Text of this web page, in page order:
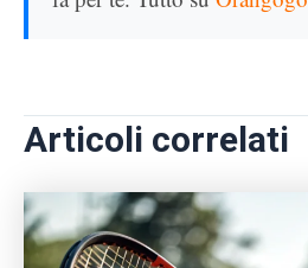
Articoli correlati